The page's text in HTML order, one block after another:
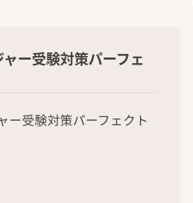
ー受験対策パーフェ
ー受験対策パーフェクト